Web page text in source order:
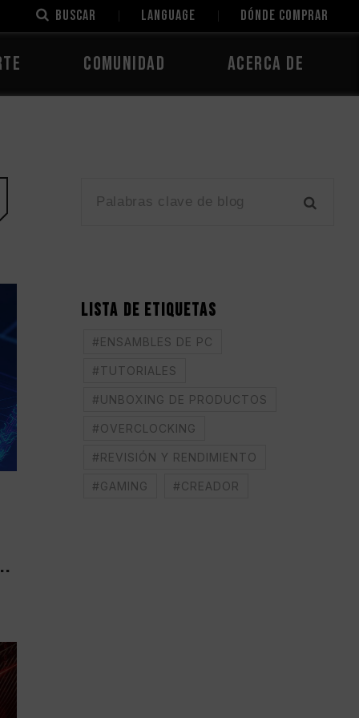
Buscar LANGUAGE Dónde comprar
Comunidad Acerca de
LISTA DE ETIQUETAS
#ENSAMBLES DE PC
#TUTORIALES
#UNBOXING DE PRODUCTOS
#OVERCLOCKING
#REVISIÓN Y RENDIMIENTO
#GAMING #CREADOR